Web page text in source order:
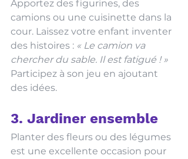
Apportez des figurines, des
camions ou une cuisinette dans la
cour. Laissez votre enfant inventer
des histoires : « Le camion va
chercher du sable. Il est fatigué ! »
Participez à son jeu en ajoutant
des idées.
3. Jardiner ensemble
Planter des fleurs ou des légumes
est une excellente occasion pour